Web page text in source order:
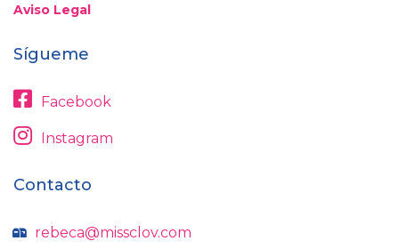
Aviso Legal
Sígueme
Facebook
Instagram
Contacto
rebeca@missclov.com